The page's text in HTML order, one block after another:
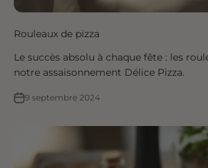
Rouleaux de pizza
Le succès absolu à chaque fête : les
notre assaisonnement Délice Pizza.
9 septembre 2024